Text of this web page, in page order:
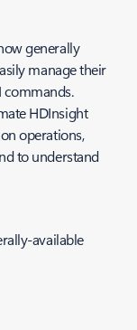
generally
manage their
commands.
HDInsight
operations,
to understand
available